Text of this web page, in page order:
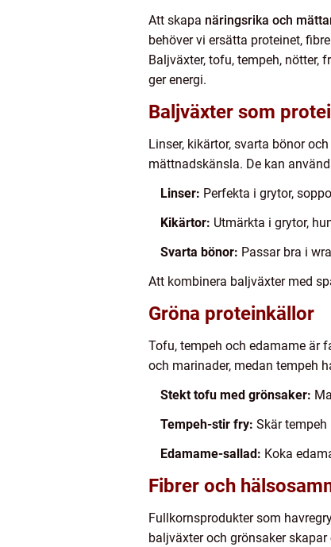
Att skapa näringsrika och
behöver vi ersätta proteinet,
Baljväxter, tofu, tempeh,
ger energi.
Baljväxter som
Linser, kikärtor, svarta bönor
mättnadskänsla. De kan
Linser: Perfekta i grytor,
Kikärtor: Utmärkta i grytor,
Svarta bönor: Passar bra i
Att kombinera baljväxter med
Gröna proteinkällor
Tofu, tempeh och edamame är
och marinader, medan tempeh
Stekt tofu med grönsaker:
Tempeh-stir fry: Skär
Edamame-sallad: Koka
Fibrer och
Fullkornsprodukter som
baljväxter och grönsaker skapar